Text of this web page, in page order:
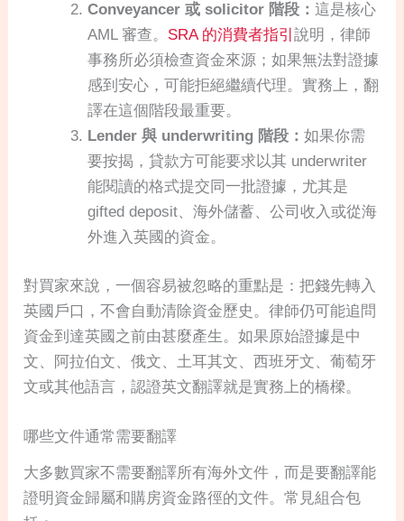
Conveyancer 或 solicitor 階段：這是核心
AML 審查。 SRA 的消費者指引說明，律師
事務所必須檢查資金來源；如果無法對證據
感到安心，可能拒絕繼續代理。實務上，翻
譯在這個階段最重要。
Lender 與 underwriting 階段：如果你需
要按揭，貸款方可能要求以其 underwriter
能閱讀的格式提交同一批證據，尤其是
gifted deposit、海外儲蓄、公司收入或從海
外進入英國的資金。
對買家來說，一個容易被忽略的重點是：把錢先轉入
英國戶口，不會自動清除資金歷史。律師仍可能追問
資金到達英國之前由甚麼產生。如果原始證據是中
文、阿拉伯文、俄文、土耳其文、西班牙文、葡萄牙
文或其他語言，認證英文翻譯就是實務上的橋樑。
哪些文件通常需要翻譯
大多數買家不需要翻譯所有海外文件，而是要翻譯能
證明資金歸屬和購房資金路徑的文件。常見組合包